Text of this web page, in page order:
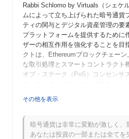
Rabbi Schlomo by Virtuals（シェケ
ムによって立ち上げられた暗号通貨
ティの関与とデジタル資産管理の要
プラットフォームを提供するために
ザーの相互作用を強化することを目
クトは、Ethereumブロックチェー
な取引処理とスマートコントラクト
オブ・ステーク（PoS）コンセンサ
者がプロジェクトの意思決定に影響
す。 Rabbi Schlomo by Virtualsは、
ティブと教育リソースに焦点を当て
ーザー間での暗号通貨の採用と理解
その他を表示
暗号通貨は非常に変動が激しく、
あなたは投資の一部または全てを